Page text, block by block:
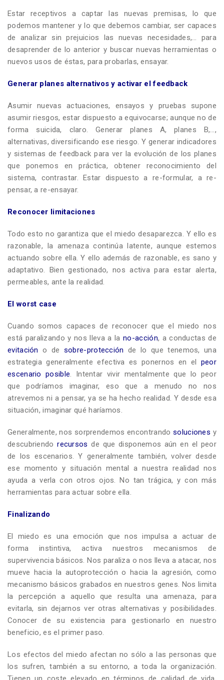
Estar receptivos a captar las nuevas premisas, lo que
podemos mantener y lo que debemos cambiar, ser capaces
de analizar sin prejuicios las nuevas necesidades,… para
desaprender de lo anterior y buscar nuevas herramientas o
nuevos usos de éstas, para probarlas, ensayar.
Generar planes alternativos y activar el feedback
Asumir nuevas actuaciones, ensayos y pruebas supone
asumir riesgos, estar dispuesto a equivocarse; aunque no de
forma suicida, claro. Generar planes A, planes B,…,
alternativas, diversificando ese riesgo. Y generar indicadores
y sistemas de feedback para ver la evolución de los planes
que ponemos en práctica, obtener reconocimiento del
sistema, contrastar. Estar dispuesto a re-formular, a re-
pensar, a re-ensayar.
Reconocer limitaciones
Todo esto no garantiza que el miedo desaparezca. Y ello es
razonable, la amenaza continúa latente, aunque estemos
actuando sobre ella. Y ello además de razonable, es sano y
adaptativo. Bien gestionado, nos activa para estar alerta,
permeables, ante la realidad.
El worst case
Cuando somos capaces de reconocer que el miedo nos
está paralizando y nos lleva a lano-acción, a conductas de
evitacióno de sobre-protección de lo que tenemos, una
estrategia generalmente efectiva es ponernos en el peor
escenario posible. Intentar vivir mentalmente que lo peor
que podríamos imaginar, eso que a menudo no nos
atrevemos ni a pensar, ya se ha hecho realidad. Y desde esa
situación, imaginar qué haríamos.
Generalmente, nos sorprendemos encontrandosoluciones y
descubriendorecursosde que disponemos aún en el peor
de los escenarios. Y generalmente también, volver desde
ese momento y situación mental a nuestra realidad nos
ayuda a verla con otros ojos. No tan trágica, y con más
herramientas para actuar sobre ella.
Finalizando
El miedo es una emoción que nos impulsa a actuar de
forma instintiva, activa nuestros mecanismos de
supervivencia básicos. Nos paraliza o nos lleva a atacar, nos
mueve hacia la autoprotección o hacia la agresión, como
mecanismo básicos grabados en nuestros genes. Nos limita
la percepción a aquello que resulta una amenaza, para
evitarla, sin dejarnos ver otras alternativas y posibilidades.
Conocer de su existencia para gestionarlo en nuestro
beneficio, es el primer paso.
Los efectos del miedo afectan no sólo a las personas que
los sufren, también a su entorno, a toda la organización.